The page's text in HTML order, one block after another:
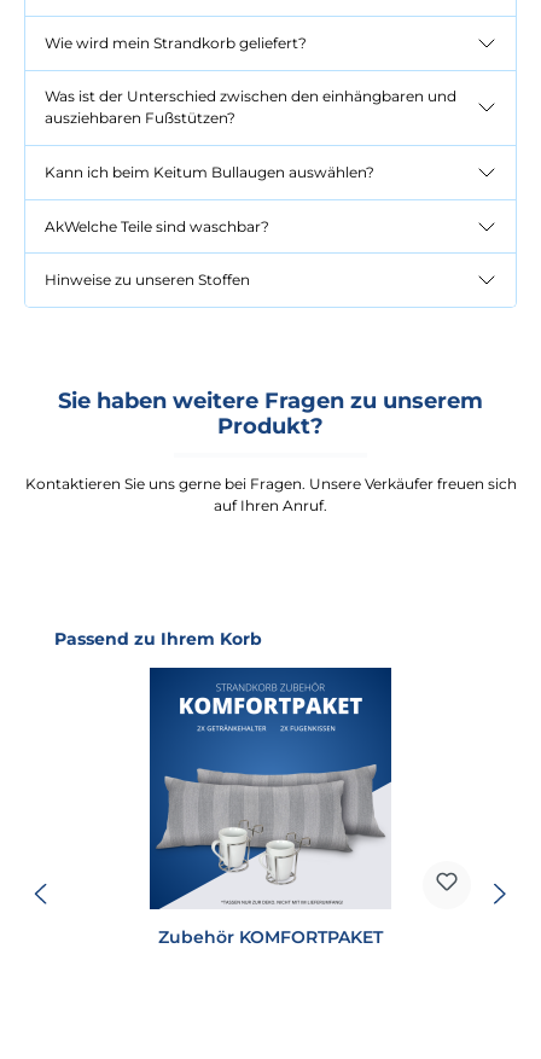
Wie wird mein Strandkorb geliefert?
Was ist der Unterschied zwischen den einhängbaren und
ausziehbaren Fußstützen?
Kann ich beim Keitum Bullaugen auswählen?
AkWelche Teile sind waschbar?
Hinweise zu unseren Stoffen
Sie haben weitere Fragen zu unserem
Produkt?
Kontaktieren Sie uns gerne bei Fragen. Unsere Verkäufer freuen sich
auf Ihren Anruf.
Produktgalerie überspringen
Passend zu Ihrem Korb
Zubehör KOMFORTPAKET